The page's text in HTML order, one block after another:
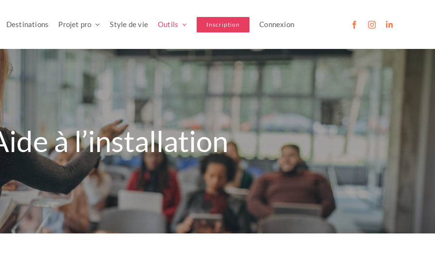
Destinations Projet pro Style de vie Outils Inscription Connexion
à l’installation